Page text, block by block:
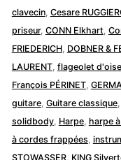
clavecin, Cesare
priseur, CONN Elkhart
FRIEDERICH, DOBNER &
LAURENT, flageolet
François PÉRINET,
guitare, Guitare classique,
solidbody, Harpe, harpe
à cordes frappées
STOWASSER, KING